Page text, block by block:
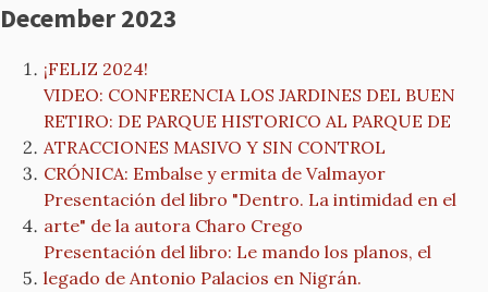
December 2023
¡FELIZ 2024!
VIDEO: CONFERENCIA LOS JARDINES DEL BUEN
RETIRO: DE PARQUE HISTORICO AL PARQUE DE
ATRACCIONES MASIVO Y SIN CONTROL
CRÓNICA: Embalse y ermita de Valmayor
Presentación del libro "Dentro. La intimidad en el
arte" de la autora Charo Crego
Presentación del libro: Le mando los planos, el
legado de Antonio Palacios en Nigrán.